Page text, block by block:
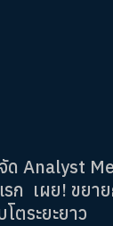
ด Analyst
ก เผย! ขยา
ตระยะยาว